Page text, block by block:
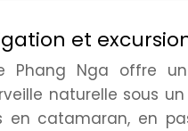
et
Phang Nga offre
naturelle sous
en catamaran, en